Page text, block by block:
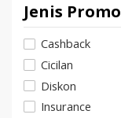
Jenis Promo
Cashback
Cicilan
Diskon
Insurance